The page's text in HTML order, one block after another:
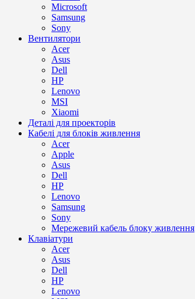
Microsoft
Samsung
Sony
Вентилятори
Acer
Asus
Dell
HP
Lenovo
MSI
Xiaomi
Деталі для проекторів
Кабелі для блоків живлення
Acer
Apple
Asus
Dell
HP
Lenovo
Samsung
Sony
Мережевий кабель блоку живлення
Клавіатури
Acer
Asus
Dell
HP
Lenovo